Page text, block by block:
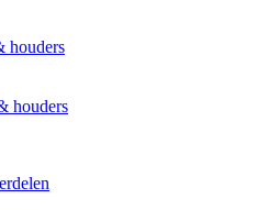
houders
houders